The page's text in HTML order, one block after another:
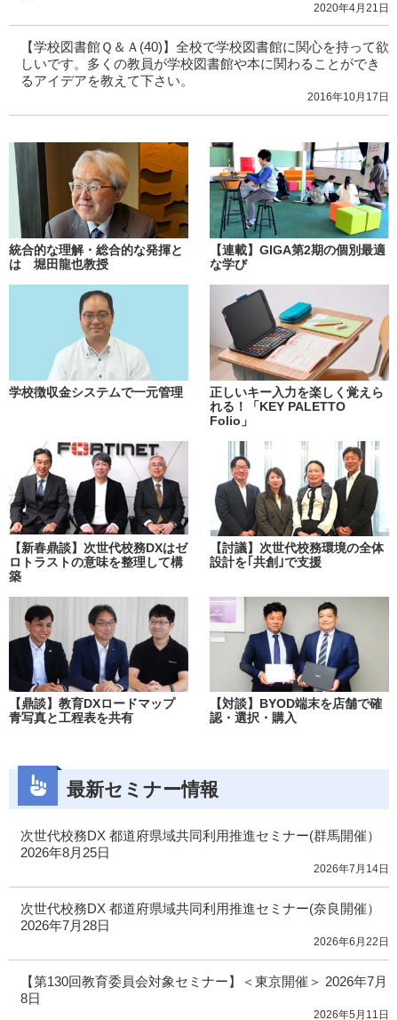
2020年4月21日
【学校図書館Ｑ＆Ａ(40)】全校で学校図書館に関心を持って欲
しいです。多くの教員が学校図書館や本に関わることができ
るアイデアを教えて下さい。
2016年10月17日
統合的な理解・総合的な発揮と
は 堀田龍也教授
【連載】GIGA第2期の個別最適
な学び
学校徴収金システムで一元管理
正しいキー入力を楽しく覚えら
れる！「KEY PALETTO
Folio」
【新春鼎談】次世代校務DXはゼ
ロトラストの意味を整理して構
築
【討議】次世代校務環境の全体
設計を｢共創｣で支援
【鼎談】教育DXロードマップ
青写真と工程表を共有
【対談】BYOD端末を店舗で確
認・選択・購入
最新セミナー情報
次世代校務DX 都道府県域共同利用推進セミナー(群馬開催）
2026年8月25日
2026年7月14日
次世代校務DX 都道府県域共同利用推進セミナー(奈良開催）
2026年7月28日
2026年6月22日
【第130回教育委員会対象セミナー】＜東京開催＞ 2026年7月
8日
2026年5月11日